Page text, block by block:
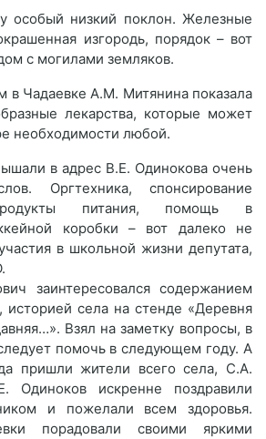
особый низкий поклон. Железные
изгородь, порядок – вот
с могилами земляков.
Чадаевке А.М. Митянина показала
лекарства, которые может
необходимости любой.
в адрес В.Е. Одинокова очень
Оргтехника, спонсирование
питания, помощь в
коробки – вот далеко не
в школьной жизни депутата,
заинтересовался содержанием
историей села на стенде «Деревня
Взял на заметку вопросы, в
помочь в следующем году. А
пришли жители всего села, С.А.
Одиноков искренне поздравили
и пожелали всем здоровья.
порадовали своими яркими